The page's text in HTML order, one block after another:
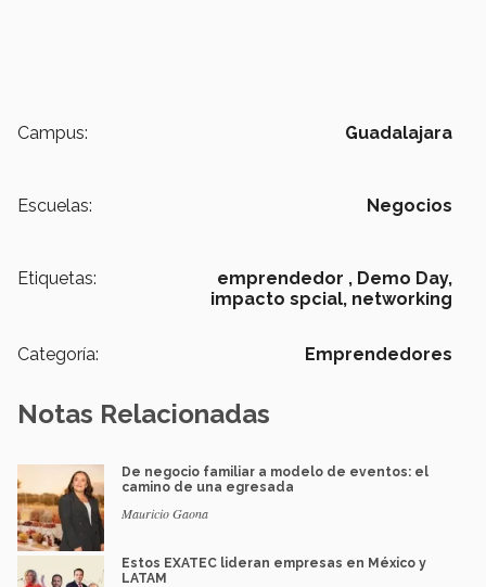
Campus: Guadalajara
Escuelas: Negocios
Etiquetas: emprendedor , Demo Day,
impacto spcial, networking
Categoría: Emprendedores
Notas Relacionadas
De negocio familiar a modelo de eventos: el
camino de una egresada
Mauricio Gaona
Estos EXATEC lideran empresas en México y
LATAM